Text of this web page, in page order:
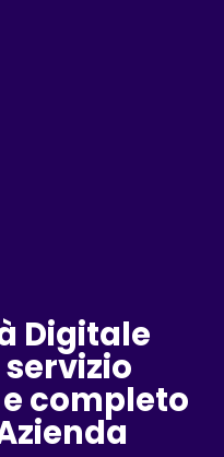
Digitale
completo